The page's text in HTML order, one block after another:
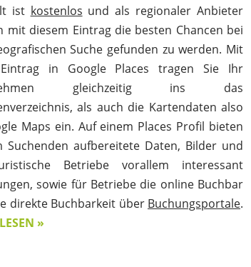
ist kostenlos und als regionaler Anbieter
mit diesem Eintrag die besten Chancen bei
Suche gefunden zu werden. Mit
in Google Places tragen Sie Ihr
gleichzeitig ins das
als auch die Kartendaten also
Maps ein. Auf einem Places Profil bieten
Suchenden aufbereitete Daten, Bilder und
Betriebe vorallem interessant
sowie für Betriebe die online Buchbar
direkte Buchbarkeit über Buchungsportale.
»